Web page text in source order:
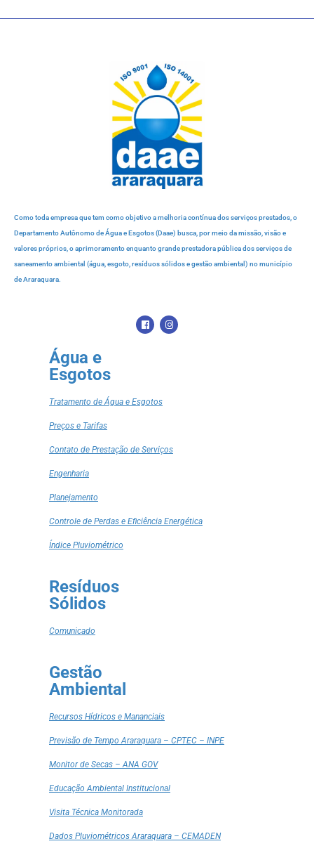
Como toda empresa que tem como objetivo a melhoria contínua dos serviços prestados, o
Departamento Autônomo de Água e Esgotos (Daae) busca, por meio da missão, visão e
valores próprios, o aprimoramento enquanto grande prestadora pública dos serviços de
saneamento ambiental (água, esgoto, resíduos sólidos e gestão ambiental) no município
de Araraquara.
Água e
Esgotos
Tratamento de Água e Esgotos
Preços e Tarifas
Contato de Prestação de Serviços
Engenharia
Planejamento
Controle de Perdas e Eficiência Energética
Índice Pluviométrico
Resíduos
Sólidos
Comunicado
Gestão
Ambiental
Recursos Hídricos e Mananciais
Previsão de Tempo Araraquara – CPTEC – INPE
Monitor de Secas – ANA GOV
Educação Ambiental Institucional
Visita Técnica Monitorada
Dados Pluviométricos Araraquara – CEMADEN